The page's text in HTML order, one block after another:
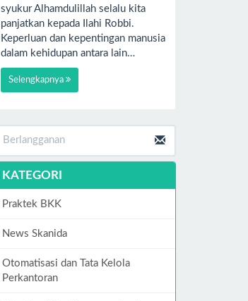
syukur Alhamdulillah selalu kita
panjatkan kepada Ilahi Robbi.
Keperluan dan kepentingan manusia
dalam kehidupan antara lain…
Selengkapnya
KATEGORI
Praktek BKK
News Skanida
Otomatisasi dan Tata Kelola
Perkantoran